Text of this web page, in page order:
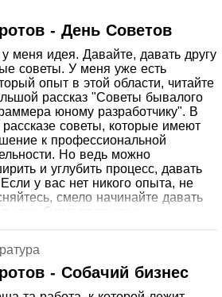
среднего и одного
- День Советов
у меня идея. Давайте, давать другу
советы. У меня уже есть
опыт в этой области, читайте
рассказ "Советы бывалого
юному разработчику". В
рассказе советы, которые имеют
к профессиональной
Но ведь можно
и углубить процесс, давать
у вас нет никого опыта, не
смело начинайте давать
они будут глупыми и
настоящим профессиональным
- Собачий бизнес